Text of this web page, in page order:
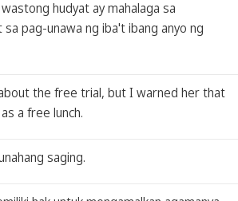
hudyat ay mahalaga sa
pag-unawa ng iba't ibang anyo ng
the free trial, but I warned her that
a free lunch.
saging.